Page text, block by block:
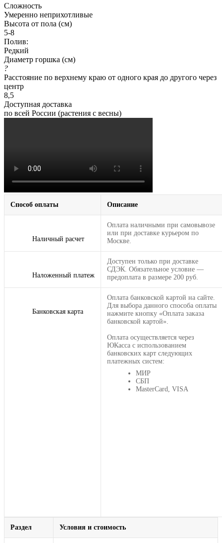
Сложность
Умеренно неприхотливые
Высота от пола (см)
5-8
Полив:
Редкий
Диаметр горшка (см)
?
Расстояние по верхнему краю от одного края до другого через
центр
8,5
Доступная доставка
по всей России (растения с весны)
Способ оплаты Описание
Наличный расчет
Оплата наличными при самовывозе
или при доставке курьером по
Москве.
Наложенный платеж
Доступен только при доставке
СДЭК. Обязательное условие —
предоплата в размере 200 руб.
Банковская карта
Оплата банковской картой на сайте.
Для выбора данного способа оплаты
нажмите кнопку «Оплата заказа
банковской картой».
Оплата осуществляется через
ЮКасса с использованием
банковских карт следующих
платежных систем:
МИР
СБП
MasterCard, VISA
Раздел Условия и стоимость